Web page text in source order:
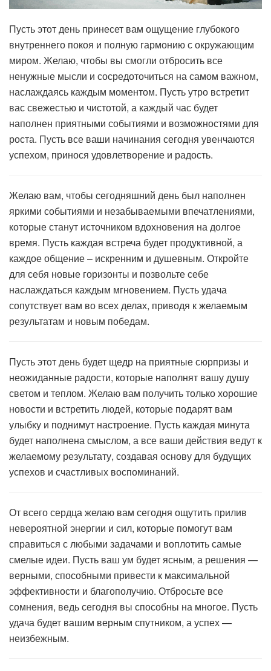
Пусть этот день принесет вам ощущение глубокого
внутреннего покоя и полную гармонию с окружающим
миром. Желаю, чтобы вы смогли отбросить все
ненужные мысли и сосредоточиться на самом важном,
наслаждаясь каждым моментом. Пусть утро встретит
вас свежестью и чистотой, а каждый час будет
наполнен приятными событиями и возможностями для
роста. Пусть все ваши начинания сегодня увенчаются
успехом, принося удовлетворение и радость.
Желаю вам, чтобы сегодняшний день был наполнен
яркими событиями и незабываемыми впечатлениями,
которые станут источником вдохновения на долгое
время. Пусть каждая встреча будет продуктивной, а
каждое общение – искренним и душевным. Откройте
для себя новые горизонты и позвольте себе
наслаждаться каждым мгновением. Пусть удача
сопутствует вам во всех делах, приводя к желаемым
результатам и новым победам.
Пусть этот день будет щедр на приятные сюрпризы и
неожиданные радости, которые наполнят вашу душу
светом и теплом. Желаю вам получить только хорошие
новости и встретить людей, которые подарят вам
улыбку и поднимут настроение. Пусть каждая минута
будет наполнена смыслом, а все ваши действия ведут к
желаемому результату, создавая основу для будущих
успехов и счастливых воспоминаний.
От всего сердца желаю вам сегодня ощутить прилив
невероятной энергии и сил, которые помогут вам
справиться с любыми задачами и воплотить самые
смелые идеи. Пусть ваш ум будет ясным, а решения —
верными, способными привести к максимальной
эффективности и благополучию. Отбросьте все
сомнения, ведь сегодня вы способны на многое. Пусть
удача будет вашим верным спутником, а успех —
неизбежным.